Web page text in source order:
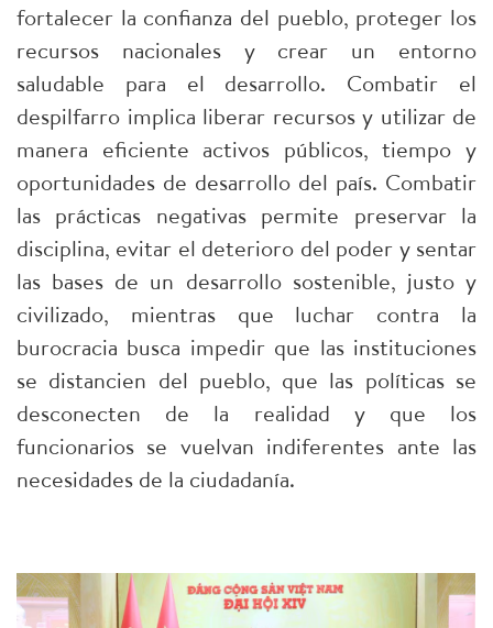
fortalecer la confianza del pueblo, proteger los
recursos nacionales y crear un entorno
saludable para el desarrollo. Combatir el
despilfarro implica liberar recursos y utilizar de
manera eficiente activos públicos, tiempo y
oportunidades de desarrollo del país. Combatir
las prácticas negativas permite preservar la
disciplina, evitar el deterioro del poder y sentar
las bases de un desarrollo sostenible, justo y
civilizado, mientras que luchar contra la
burocracia busca impedir que las instituciones
se distancien del pueblo, que las políticas se
desconecten de la realidad y que los
funcionarios se vuelvan indiferentes ante las
necesidades de la ciudadanía.